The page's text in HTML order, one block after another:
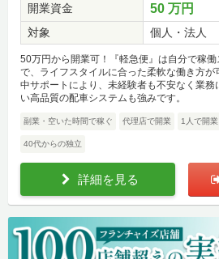
開業資金
50 万円
対象 個人・法人
50万円から開業可！『軽急便』は自分で稼
で、ライフスタイルに合った柔軟な働き方
中サポートにより、未経験者も不安なく業
い高品質の配車システムも強みです。
副業・空いた時間で稼ぐ 代理店で開業 1人で開業
40代からの独立
詳細を見る